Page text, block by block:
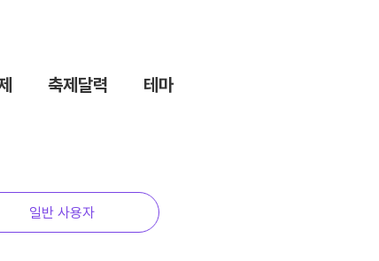
축제달력 테마
일반 사용자